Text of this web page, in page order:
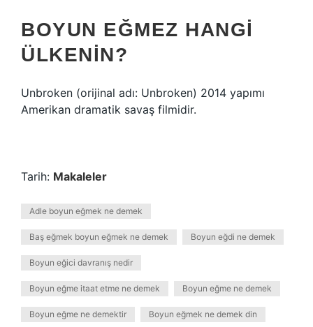
BOYUN EĞMEZ HANGI
ÜLKENIN?
Unbroken (orijinal adı: Unbroken) 2014 yapımı
Amerikan dramatik savaş filmidir.
Tarih: Makaleler
Adle boyun eğmek ne demek
Baş eğmek boyun eğmek ne demek Boyun eğdi ne demek
Boyun eğici davranış nedir
Boyun eğme itaat etme ne demek Boyun eğme ne demek
Boyun eğme ne demektir Boyun eğmek ne demek din